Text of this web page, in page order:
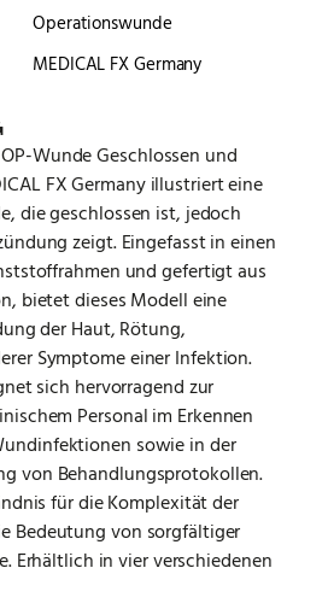
Operationswunde
MEDICAL FX Germany
Wunde Geschlossen und
FX Germany illustriert eine
die geschlossen ist, jedoch
zeigt. Eingefasst in einen
und gefertigt aus
bietet dieses Modell eine
der Haut, Rötung,
Symptome einer Infektion.
sich hervorragend zur
Personal im Erkennen
sowie in der
von Behandlungsprotokollen.
für die Komplexität der
Bedeutung von sorgfältiger
Erhältlich in vier verschiedenen